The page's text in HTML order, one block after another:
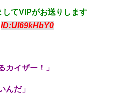
してVIPがお送りします
ID:UI69kHbY0
カイザー！」
んだ」